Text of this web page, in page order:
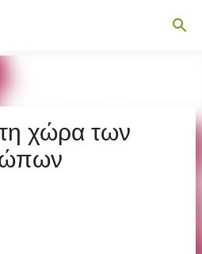
κύριο περιεχόμενο
χώρα των